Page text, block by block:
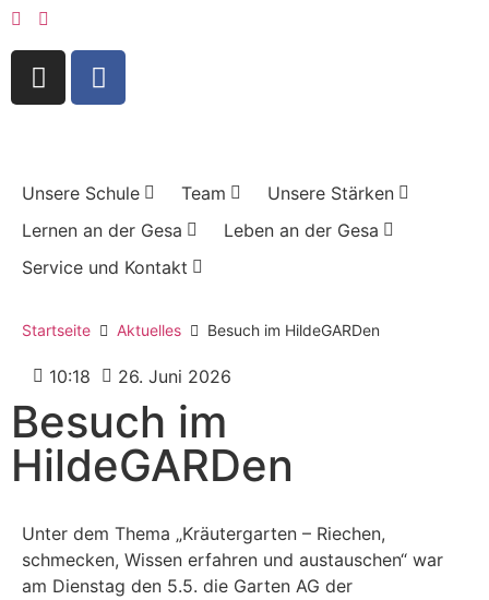
Unsere Schule Team
Unsere Stärken
Lernen an der Gesa
Leben an der Gesa
Service und Kontakt
Startseite Aktuelles Besuch im HildeGARDen
10:18 26. Juni 2026
Besuch im
HildeGARDen
Unter dem Thema „Kräutergarten – Riechen,
schmecken, Wissen erfahren und austauschen“ war
am Dienstag den 5.5. die Garten AG der